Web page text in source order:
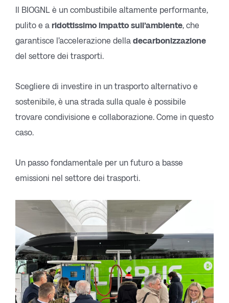
Il BIOGNL è un combustibile altamente performante,
pulito e a ridottissimo impatto sull’ambiente, che
garantisce l’accelerazione della decarbonizzazione
del settore dei trasporti.
Scegliere di investire in un trasporto alternativo e
sostenibile, è una strada sulla quale è possibile
trovare condivisione e collaborazione. Come in questo
caso.
Un passo fondamentale per un futuro a basse
emissioni nel settore dei trasporti.